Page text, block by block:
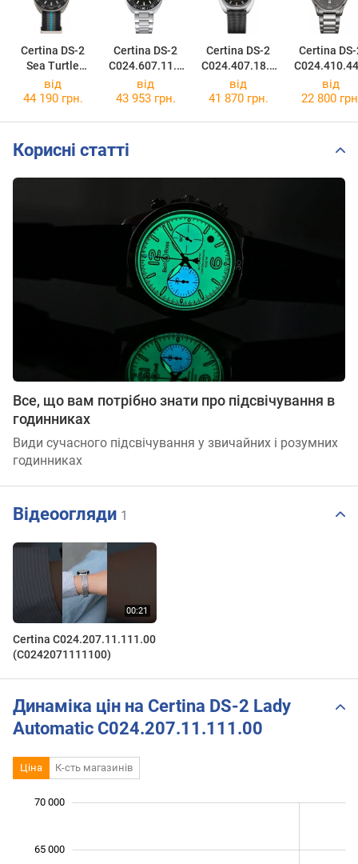
Certina DS-2
Sea Turtle
Conservancy
C024.607.48.0
Certina DS-2
C024.607.11.0
81.02
Certina DS-2
C024.407.18.0
81.00
Certina
81.20
від
44 190 грн.
від
43 953 грн.
від
41 870 грн.
від
22 800
Корисні статті
Все, що вам потрібно знати про підсвічування в
годинниках
Види сучасного підсвічування у звичайних і розумних
годинниках
Відеоогляди 1
Certina C024.207.11.111.00
(C0242071111100)
Динаміка цін на Certina DS-2 Lady
Automatic C024.207.11.111.00
Ціна К-сть магазинів
70 000
65 000